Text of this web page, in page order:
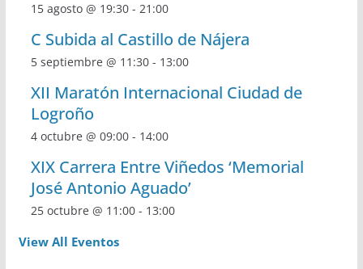
15 agosto @ 19:30- 21:00
C Subida al Castillo de Nájera
5 septiembre @ 11:30- 13:00
XII Maratón Internacional Ciudad de
Logroño
4 octubre @ 09:00- 14:00
XIX Carrera Entre Viñedos ‘Memorial
José Antonio Aguado’
25 octubre @ 11:00- 13:00
View All Eventos